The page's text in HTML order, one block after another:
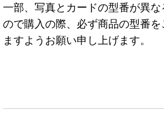
一部、写真とカードの型番が異
ので購入の際、必ず商品の型番を
ますようお願い申し上げます。